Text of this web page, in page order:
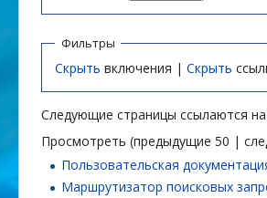
Фильтры
Скрыть включения | Скрыть
Следующие страницы ссылаются на
Просмотреть (предыдущие 50 |
Пользовательская
Маршрутизатор поисковых